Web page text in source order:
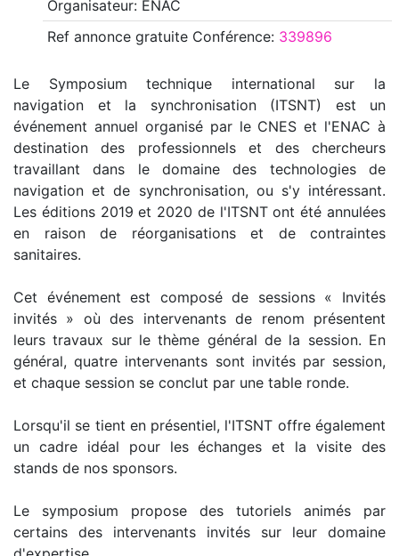
Organisateur: ENAC
Ref annoncegratuite Conférence: 339896
Le Symposium technique international sur la
navigation et la synchronisation (ITSNT) est un
événement annuel organisé par le CNES et l'ENAC à
destination des professionnels et des chercheurs
travaillant dans le domaine des technologies de
navigation et de synchronisation, ou s'y intéressant.
Les éditions 2019 et 2020 de l'ITSNT ont été annulées
en raison de réorganisations et de contraintes
sanitaires.
Cet événement est composé de sessions « Invités
invités » où des intervenants de renom présentent
leurs travaux sur le thème général de la session. En
général, quatre intervenants sont invités par session,
et chaque session se conclut par une table ronde.
Lorsqu'il se tient en présentiel, l'ITSNT offre également
un cadre idéal pour les échanges et la visite des
stands de nos sponsors.
Le symposium propose des tutoriels animés par
certains des intervenants invités sur leur domaine